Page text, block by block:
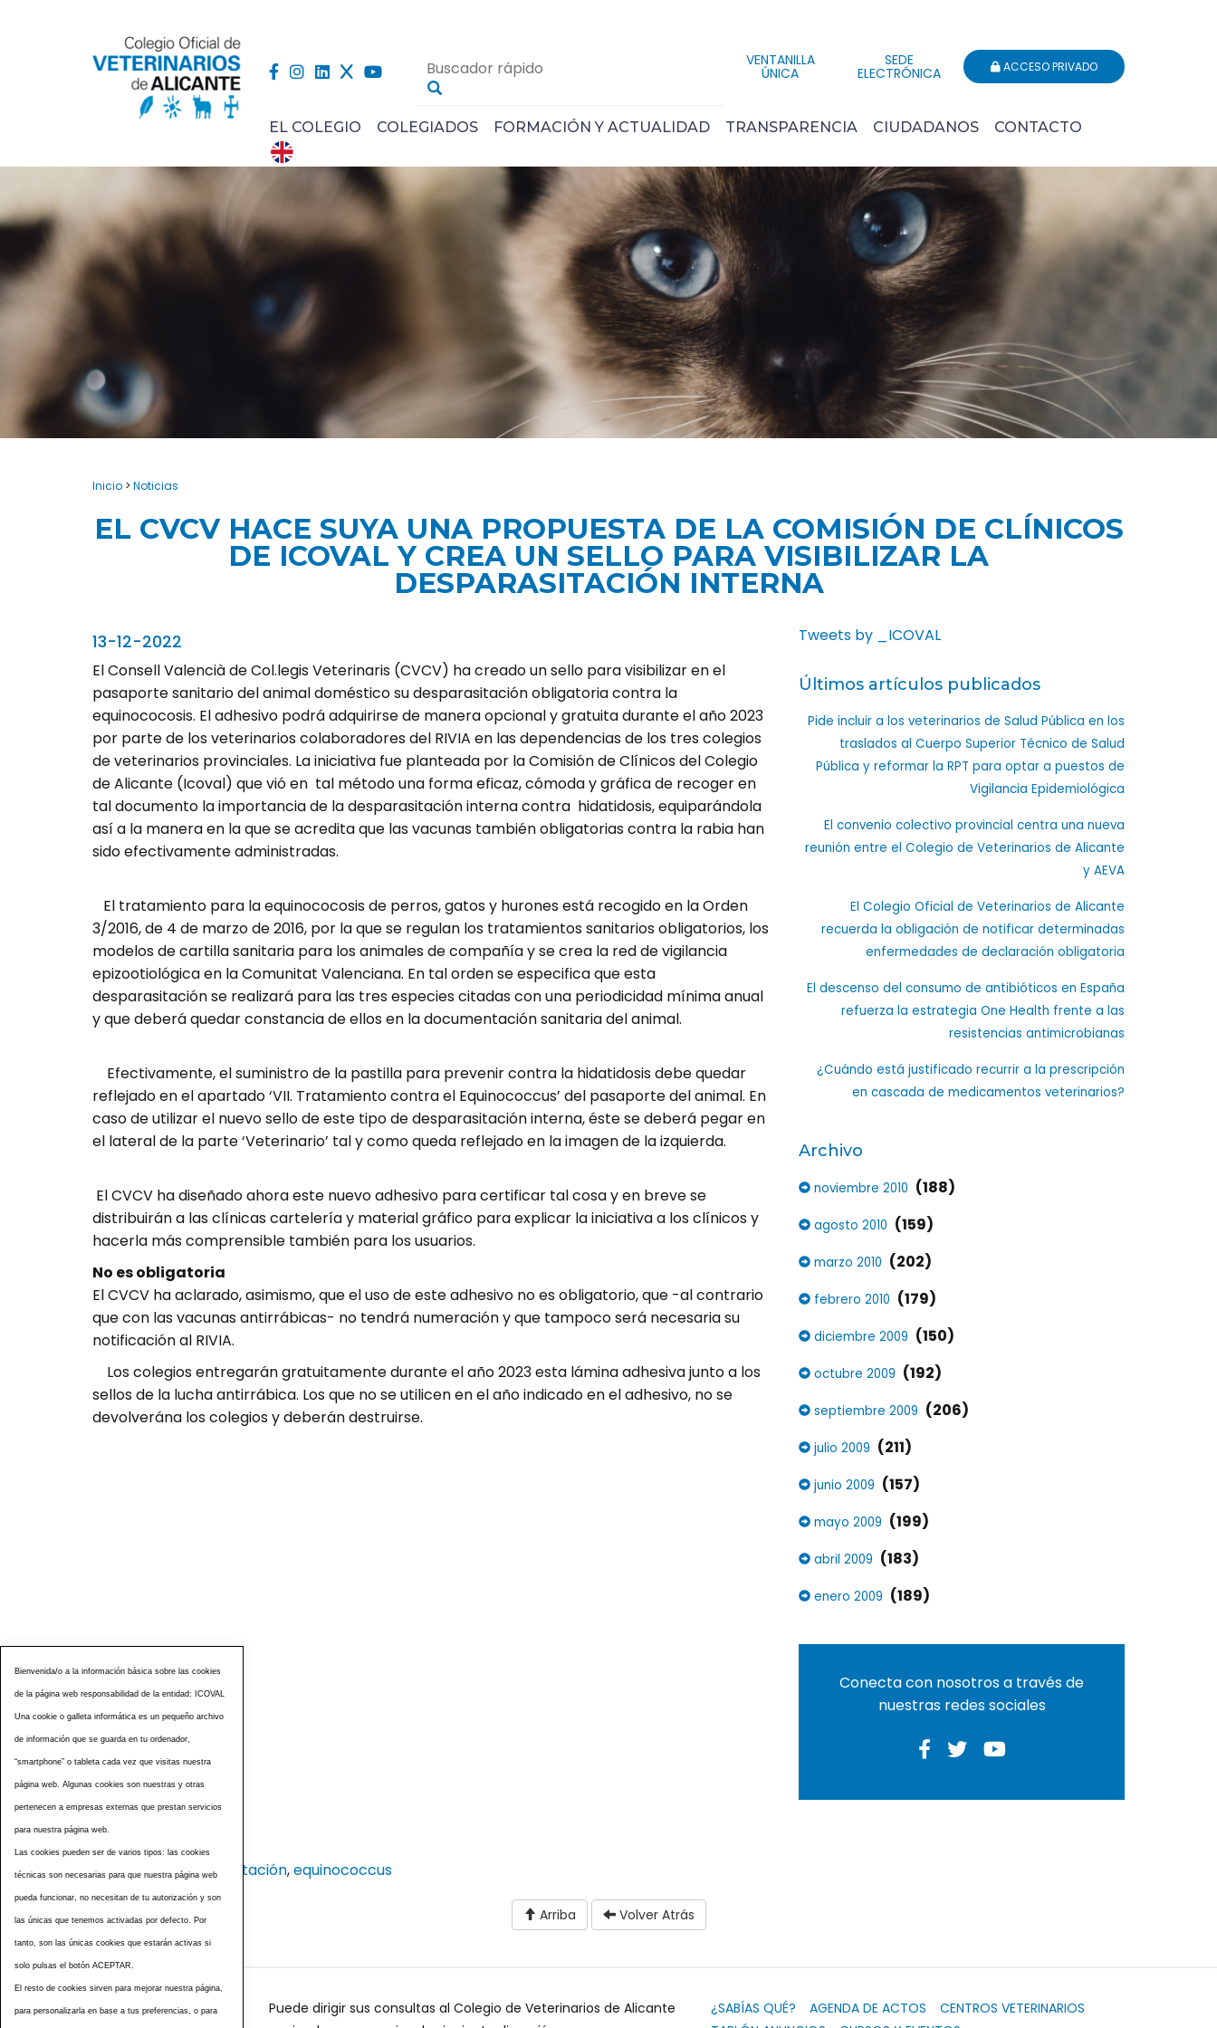
VENTANILLA
ÚNICA
SEDE
ELECTRÓNICA ACCESO PRIVADO
EL COLEGIO COLEGIADOS FORMACIÓN Y ACTUALIDAD TRANSPARENCIA CIUDADANOS CONTACTO
Inicio > Noticias
EL CVCV HACE SUYA UNA PROPUESTA DE LA COMISIÓN DE CLÍNICOS
DE ICOVAL Y CREA UN SELLO PARA VISIBILIZAR LA
DESPARASITACIÓN INTERNA
13-12-2022
El Consell Valencià de Col.legis Veterinaris (CVCV) ha creado un sello para visibilizar en el
pasaporte sanitario del animal doméstico su desparasitación obligatoria contra la
equinococosis. El adhesivo podrá adquirirse de manera opcional y gratuita durante el año 2023
por parte de los veterinarios colaboradores del RIVIA en las dependencias de los tres colegios
de veterinarios provinciales. La iniciativa fue planteada por la Comisión de Clínicos del Colegio
de Alicante (Icoval) que vió en tal método una forma eficaz, cómoda y gráfica de recoger en
tal documento la importancia de la desparasitación interna contra hidatidosis, equiparándola
así a la manera en la que se acredita que las vacunas también obligatorias contra la rabia han
sido efectivamente administradas.
El tratamiento para la equinococosis de perros, gatos y hurones está recogido en la Orden
3/2016, de 4 de marzo de 2016, por la que se regulan los tratamientos sanitarios obligatorios, los
modelos de cartilla sanitaria para los animales de compañía y se crea la red de vigilancia
epizootiológica en la Comunitat Valenciana. En tal orden se especifica que esta
desparasitación se realizará para las tres especies citadas con una periodicidad mínima anual
y que deberá quedar constancia de ellos en la documentación sanitaria del animal.
Efectivamente, el suministro de la pastilla para prevenir contra la hidatidosis debe quedar
reflejado en el apartado ‘VII. Tratamiento contra el Equinococcus’ del pasaporte del animal. En
caso de utilizar el nuevo sello de este tipo de desparasitación interna, éste se deberá pegar en
el lateral de la parte ‘Veterinario’ tal y como queda reflejado en la imagen de la izquierda.
El CVCV ha diseñado ahora este nuevo adhesivo para certificar tal cosa y en breve se
distribuirán a las clínicas cartelería y material gráfico para explicar la iniciativa a los clínicos y
hacerla más comprensible también para los usuarios.
No es obligatoria
El CVCV ha aclarado, asimismo, que el uso de este adhesivo no es obligatorio, que -al contrario
que con las vacunas antirrábicas- no tendrá numeración y que tampoco será necesaria su
notificación al RIVIA.
Los colegios entregarán gratuitamente durante el año 2023 esta lámina adhesiva junto a los
sellos de la lucha antirrábica. Los que no se utilicen en el año indicado en el adhesivo, no se
devolverána los colegios y deberán destruirse.
Tweets by _ICOVAL
Últimos artículos publicados
Pide incluir a los veterinarios de Salud Pública en los
traslados al Cuerpo Superior Técnico de Salud
Pública y reformar la RPT para optar a puestos de
Vigilancia Epidemiológica
El convenio colectivo provincial centra una nueva
reunión entre el Colegio de Veterinarios de Alicante
y AEVA
El Colegio Oficial de Veterinarios de Alicante
recuerda la obligación de notificar determinadas
enfermedades de declaración obligatoria
El descenso del consumo de antibióticos en España
refuerza la estrategia One Health frente a las
resistencias antimicrobianas
¿Cuándo está justificado recurrir a la prescripción
en cascada de medicamentos veterinarios?
Archivo
noviembre 2010 (188)
agosto 2010 (159)
marzo 2010 (202)
febrero 2010 (179)
diciembre 2009 (150)
octubre 2009 (192)
septiembre 2009 (206)
julio 2009 (211)
junio 2009 (157)
mayo 2009 (199)
abril 2009 (183)
enero 2009 (189)
Conecta con nosotros a través de
nuestras redes sociales
Etiquetas
cvcv,sello,desparasitación,equinococcus
Arriba Volver Atrás
Puede dirigir sus consultas al Colegio de Veterinarios de Alicante
¿SABÍAS QUÉ? AGENDA DE ACTOS
CENTROS VETERINARIOS
Bienvenida/o a la información básica sobre las cookies
de la página web responsabilidad de la entidad: ICOVAL
Una cookie o galleta informática es un pequeño archivo
de información que se guarda en tu ordenador,
“smartphone” o tableta cada vez que visitas nuestra
página web. Algunas cookies son nuestras y otras
pertenecen a empresas externas que prestan servicios
para nuestra página web.
Las cookies pueden ser de varios tipos: las cookies
técnicas son necesarias para que nuestra página web
pueda funcionar, no necesitan de tu autorización y son
las únicas que tenemos activadas por defecto. Por
tanto, son las únicas cookies que estarán activas si
solo pulsas el botón ACEPTAR.
El resto de cookies sirven para mejorar nuestra página,
para personalizarla en base a tus preferencias, o para